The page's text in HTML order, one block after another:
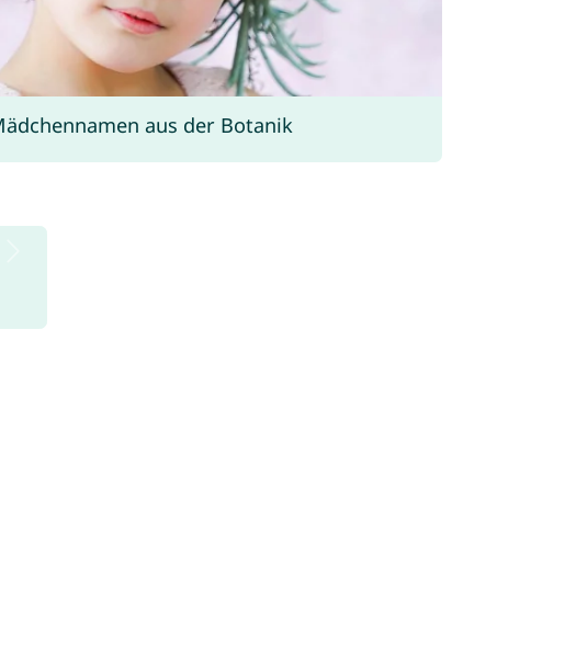
aus der Botanik